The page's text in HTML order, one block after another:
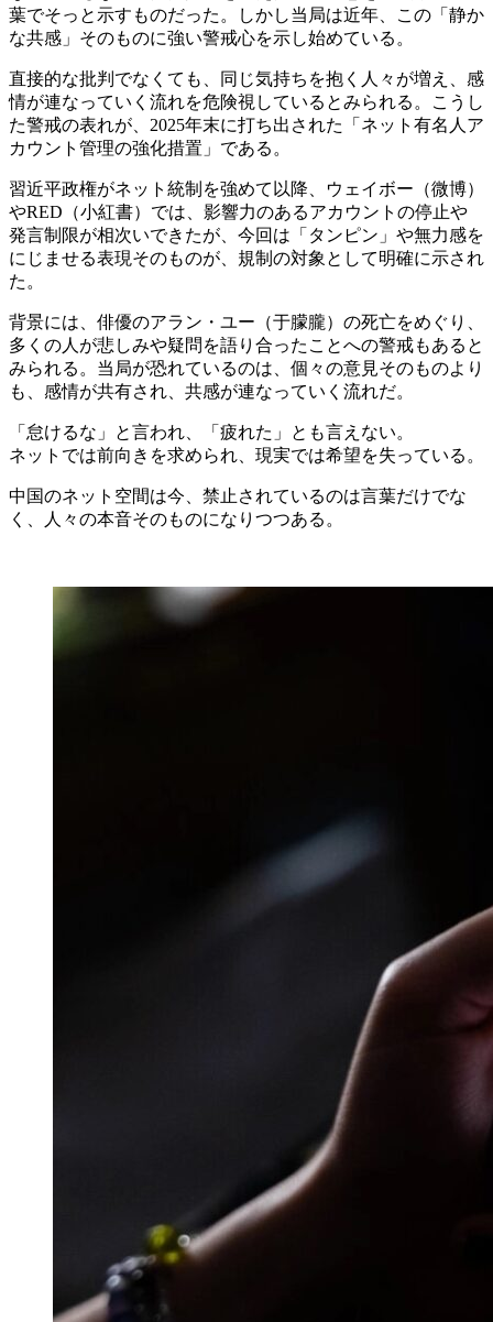
葉でそっと示すものだった。しかし当局は近年、この「静か
な共感」そのものに強い警戒心を示し始めている。
直接的な批判でなくても、同じ気持ちを抱く人々が増え、感
情が連なっていく流れを危険視しているとみられる。こうし
た警戒の表れが、2025年末に打ち出された「ネット有名人ア
カウント管理の強化措置」である。
習近平政権がネット統制を強めて以降、ウェイボー（微博）
やRED（小紅書）では、影響力のあるアカウントの停止や
発言制限が相次いできたが、今回は「タンピン」や無力感を
にじませる表現そのものが、規制の対象として明確に示され
た。
背景には、俳優のアラン・ユー（于朦朧）の死亡をめぐり、
多くの人が悲しみや疑問を語り合ったことへの警戒もあると
みられる。当局が恐れているのは、個々の意見そのものより
も、感情が共有され、共感が連なっていく流れだ。
「怠けるな」と言われ、「疲れた」とも言えない。
ネットでは前向きを求められ、現実では希望を失っている。
中国のネット空間は今、禁止されているのは言葉だけでな
く、人々の本音そのものになりつつある。